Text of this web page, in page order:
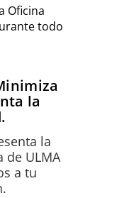
Oficina
todo
la
la
de ULMA
a tu